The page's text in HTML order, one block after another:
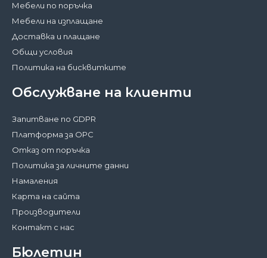
Мебели по поръчка
Мебели на изплащане
Доставка и плащане
Общи условия
Политика на бисквитките
Обслужване на клиенти
Запитване по GDPR
Платформа за ОРС
Отказ от поръчка
Политика за личните данни
Намаления
Карта на сайта
Производители
Контакт с нас
Бюлетин